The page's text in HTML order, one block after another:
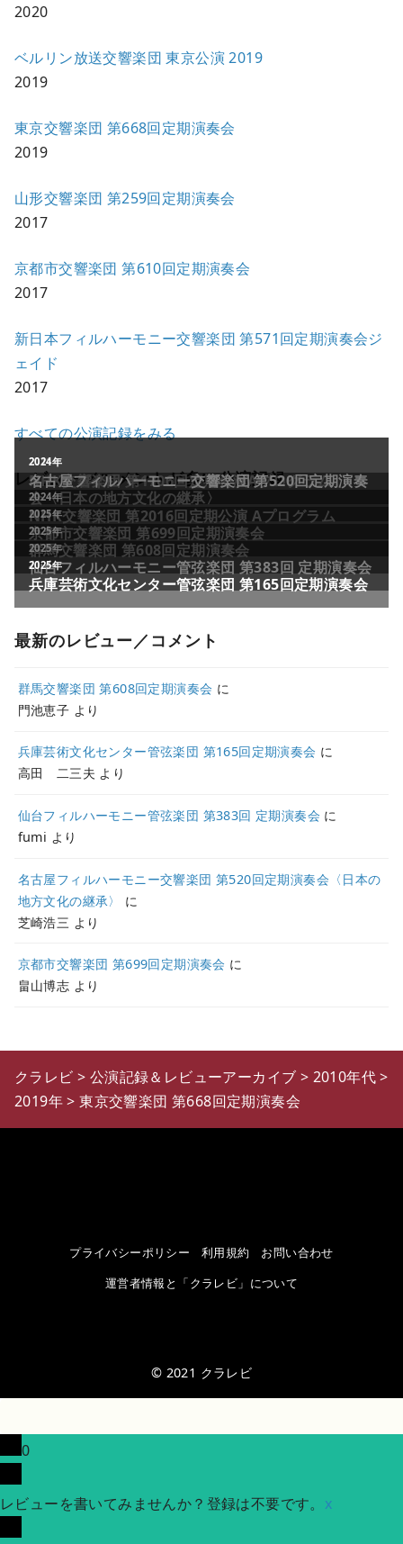
2020
ベルリン放送交響楽団 東京公演 2019
2019
東京交響楽団 第668回定期演奏会
2019
山形交響楽団 第259回定期演奏会
2017
京都市交響楽団 第610回定期演奏会
2017
新日本フィルハーモニー交響楽団 第571回定期演奏会ジ
ェイド
2017
すべての公演記録をみる
レビュー／コメントが多い公演記録
最新のレビュー／コメント
群馬交響楽団 第608回定期演奏会 に
門池恵子 より
兵庫芸術文化センター管弦楽団 第165回定期演奏会 に
高田 二三夫 より
仙台フィルハーモニー管弦楽団 第383回 定期演奏会 に
fumi より
名古屋フィルハーモニー交響楽団 第520回定期演奏会〈日本の
地方文化の継承〉
に
芝崎浩三 より
京都市交響楽団 第699回定期演奏会 に
畠山博志 より
クラレビ > 公演記録＆レビューアーカイブ > 2010年代>
2019年>東京交響楽団 第668回定期演奏会
プライバシーポリシー 利用規約
お問い合わせ
運営者情報と「クラレビ」について
© 2021 クラレビ
0
レビューを書いてみませんか？登録は不要です。 x